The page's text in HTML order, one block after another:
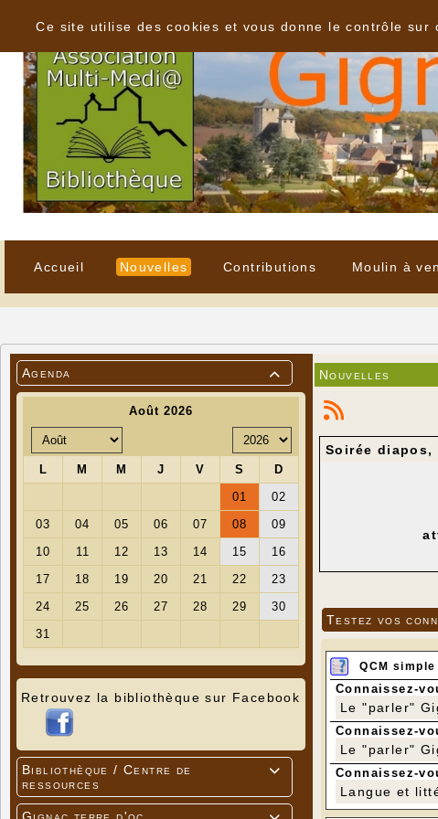
Accueil Nouvelles Contributions Moulin à

Agenda
Retrouvez la bibliothèque sur Facebook

Bibliothèque / Centre de
ressources
Nouvelles
Soirée diapos,
primaire du
protéger nos
vieux de 7
Cette soirée
des enjeux de
ENTRÉE LIBRE
Testez vos
QCM simple
Connaissez-
Le "parler"
Connaissez-
Le "parler"
Connaissez-
Langue et
Ce site utilise des cookies et vous donne le contrôle sur